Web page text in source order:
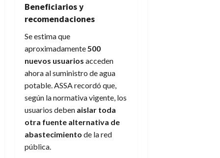
Beneficiarios y
recomendaciones
Se estima que
aproximadamente 500
nuevos usuarios acceden
ahora al suministro de agua
potable. ASSA recordó que,
según la normativa vigente, los
usuarios deben aislar toda
otra fuente alternativa de
abastecimiento de la red
pública.